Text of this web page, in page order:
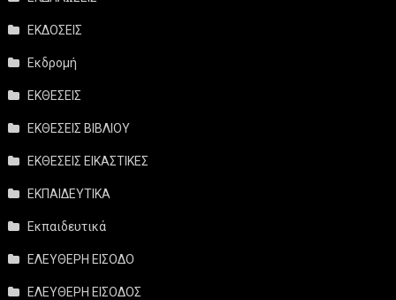
ΕΚΔΟΣΕΙΣ
Εκδρομή
ΕΚΘΕΣΕΙΣ
ΕΚΘΕΣΕΙΣ ΒΙΒΛΙΟΥ
ΕΚΘΕΣΕΙΣ ΕΙΚΑΣΤΙΚΕΣ
ΕΚΠΑΙΔΕΥΤΙΚΑ
Εκπαιδευτικά
ΕΛΕΥΘΕΡΗ ΕΙΣΟΔΟ
ΕΛΕΥΘΕΡΗ ΕΙΣΟΔΟΣ